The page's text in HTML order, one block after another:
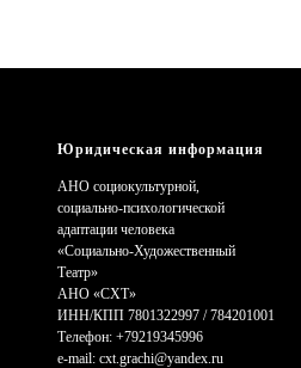
Юридическая информация
АНО социокультурной,
cоциально-психологической
адаптации человека
«Cоциально-Художественный
Театр»
АНО «СХТ»
ИНН/КПП 7801322997 / 784201001
Телефон: +79219345996
e-mail: сxt.grachi@yandex.ru